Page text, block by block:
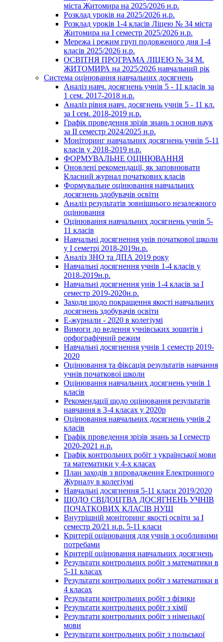
міста Житомира на 2025/2026 н.р.
Розклад уроків на 2025/2026 н.р.
Розклад уроків 1-4 класів Ліцею № 34 міста
Житомира на І семестр 2025/2026 н.р.
Мережа і режим груп подовженого дня 1-4
класів 2025/2026 н.р.
ОСВІТНЯ ПРОГРАМА ЛІЦЕЮ № 34 М.
ЖИТОМИРА на 2025/2026 навчальний рік
Система оцінювання навчальних досягнень
Аналіз навч. досягнень учнів 5 - 11 класів за
1 сем. 2017-2018 н.р.
Аналіз рівня навч. досягнень учнів 5 - 11 кл.
за І сем. 2018-2019 н.р.
Графік проведення зрізів знань з основ наук
за ІІ семестр 2024/2025 н.р.
Моніторинг навчальних досягнень учнів 5-11
класів у 2018-2019 н.р.
ФОРМУВАЛЬНЕ ОЦІНЮВАННЯ
Оновлені рекомендації, як заповнювати
Класний журнал початкових класів
Формувальне оцінювання навчальних
досягнень здобувачів освіти
Аналіз результатів зовнішнього незалежного
оцінювання
Оцінювання навчальних досягнень учнів 5-
11 класів
Навчальні досягнення унів початкової щколи
у І семетрі 2018-2019н.р.
Аналіз ЗНО та ДПА 2019 року
Навчальні досягнення учнів 1-4 класів у
2018-2019н.р.
Навчальні досягнення унів 1-4 класів за І
семестр 2019-2020н.р.
Заходи щодо покращення якості навчальних
досягнень здобувачів освіти
Е-журнали - 2020 в колегіумі
Вимоги до ведення учнівських зошитів і
орфографічний режим
Навчальні досягнення учнів 1 семестр 2019-
2020
Оцінювання та фіксація результатів навчання
учнів початкової школи
Оцінювання навчальних досягнень учнів 1
класів
Рекомендації щодо оцінювання результатів
навчання в 3-4 класах у 2020р
Оцінювання навчальних досягнень учнів 2
класів
Графік проведення зрізів знань за І семестр
2020-2021 н.р.
Графік контрольних робіт з української мови
та математики у 4-х класах
План заходів з впровадження Електронного
Журналу в колегіумі
Навчальні досягнення 5-11 класи 2019/2020
ЩОДО СВІДОЦТВА ДОСЯГНЕНЬ УЧНІВ
ПОЧАТКОВИХ КЛАСІВ НУШ
Внутрішній моніторинг якості освіти за І
семестр 20/21 н.р. 5-11 класи
Критерії оцінювання для учнів з особливими
потребами
Критерії оцінювання навчальних досягнень
Результати контрольних робіт з математики в
5-11 класах
Результати контрольних робіт з математики в
4 класах
Результати контрольних робіт з фізики
Результати контрольних робіт з хімії
Результати контрольних робіт з німецької
мови
Результати контрольних робіт з польської